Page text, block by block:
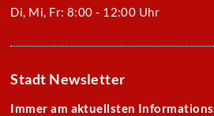
Di, Mi, Fr: 8:00 - 12:00 Uhr
Stadt Newsletter
Immer am aktuellsten